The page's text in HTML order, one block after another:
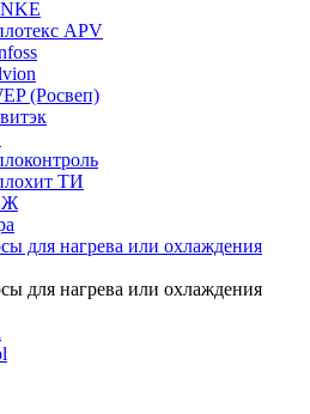
APV
(Росвеп)
ТИ
для нагрева или охлаждения
для нагрева или охлаждения